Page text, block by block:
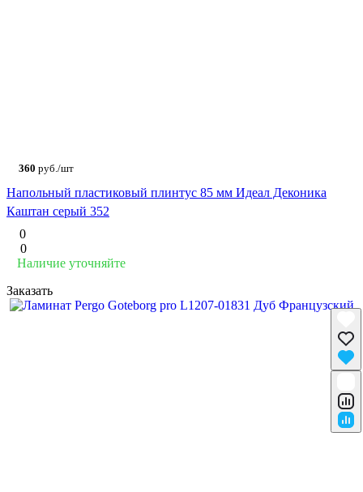
360 руб./шт
Напольный пластиковый плинтус 85 мм Идеал Деконика
Каштан серый 352
0
0
Наличие уточняйте
Заказать